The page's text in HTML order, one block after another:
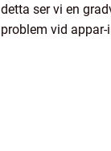
detta ser vi en
problem vid